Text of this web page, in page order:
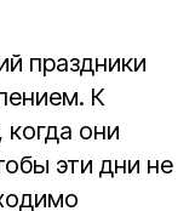
праздники
К
они
эти дни не